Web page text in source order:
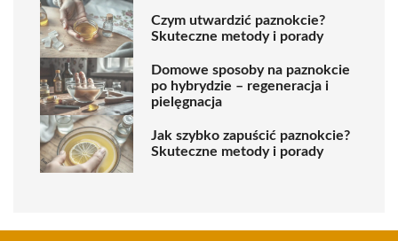
Czym utwardzić paznokcie?
Skuteczne metody i porady
Domowe sposoby na paznokcie
po hybrydzie – regeneracja i
pielęgnacja
Jak szybko zapuścić paznokcie?
Skuteczne metody i porady